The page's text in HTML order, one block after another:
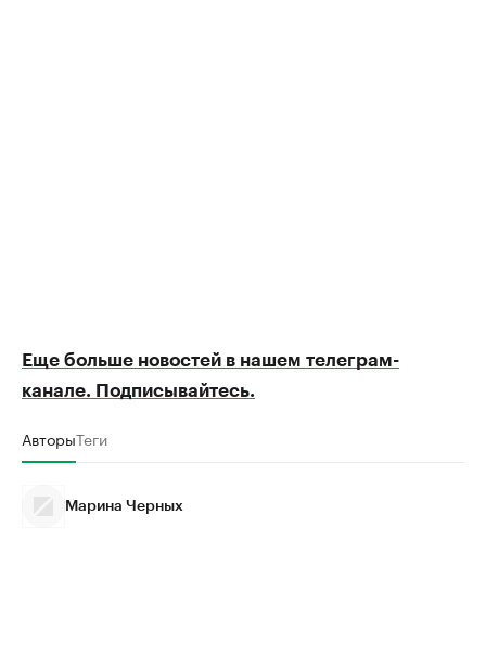
Еще больше новостей в нашем телеграм-
канале. Подписывайтесь.
АвторыТеги
Марина Черных